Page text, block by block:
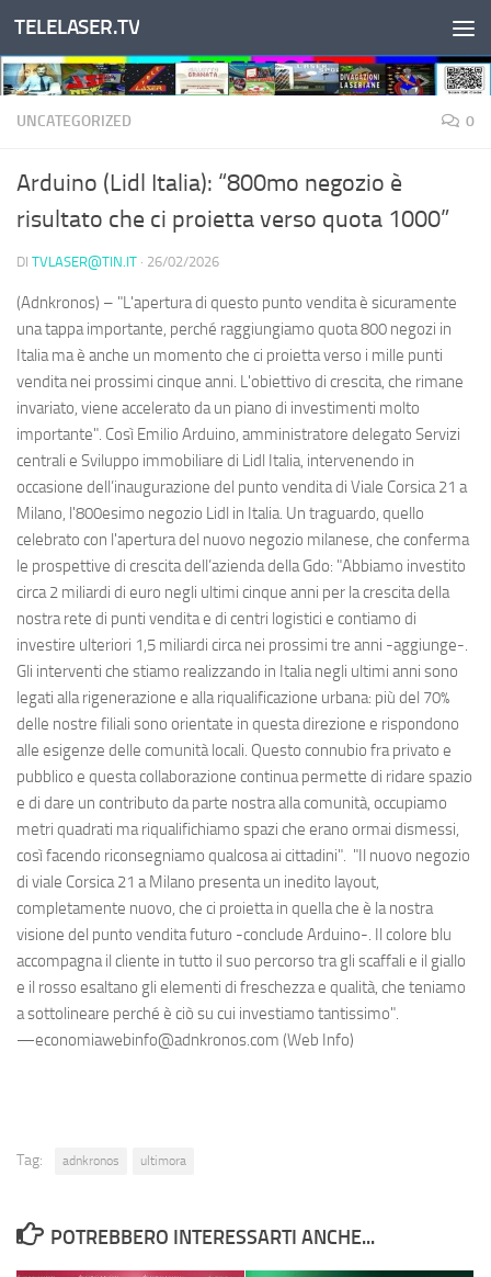
Salta al contenuto
TELELASER.TV
UNCATEGORIZED 0
Arduino (Lidl Italia): “800mo negozio è
risultato che ci proietta verso quota 1000”
DI TVLASER@TIN.IT · 26/02/2026
(Adnkronos) – "L'apertura di questo punto vendita è sicuramente
una tappa importante, perché raggiungiamo quota 800 negozi in
Italia ma è anche un momento che ci proietta verso i mille punti
vendita nei prossimi cinque anni. L'obiettivo di crescita, che rimane
invariato, viene accelerato da un piano di investimenti molto
importante". Così Emilio Arduino, amministratore delegato Servizi
centrali e Sviluppo immobiliare di Lidl Italia, intervenendo in
occasione dell’inaugurazione del punto vendita di Viale Corsica 21 a
Milano, l'800esimo negozio Lidl in Italia. Un traguardo, quello
celebrato con l'apertura del nuovo negozio milanese, che conferma
le prospettive di crescita dell’azienda della Gdo: "Abbiamo investito
circa 2 miliardi di euro negli ultimi cinque anni per la crescita della
nostra rete di punti vendita e di centri logistici e contiamo di
investire ulteriori 1,5 miliardi circa nei prossimi tre anni -aggiunge-.
Gli interventi che stiamo realizzando in Italia negli ultimi anni sono
legati alla rigenerazione e alla riqualificazione urbana: più del 70%
delle nostre filiali sono orientate in questa direzione e rispondono
alle esigenze delle comunità locali. Questo connubio fra privato e
pubblico e questa collaborazione continua permette di ridare spazio
e di dare un contributo da parte nostra alla comunità, occupiamo
metri quadrati ma riqualifichiamo spazi che erano ormai dismessi,
così facendo riconsegniamo qualcosa ai cittadini". "Il nuovo negozio
di viale Corsica 21 a Milano presenta un inedito layout,
completamente nuovo, che ci proietta in quella che è la nostra
visione del punto vendita futuro -conclude Arduino-. Il colore blu
accompagna il cliente in tutto il suo percorso tra gli scaffali e il giallo
e il rosso esaltano gli elementi di freschezza e qualità, che teniamo
a sottolineare perché è ciò su cui investiamo tantissimo".
—economiawebinfo@adnkronos.com (Web Info)
Tag: adnkronos ultimora
POTREBBERO INTERESSARTI ANCHE...